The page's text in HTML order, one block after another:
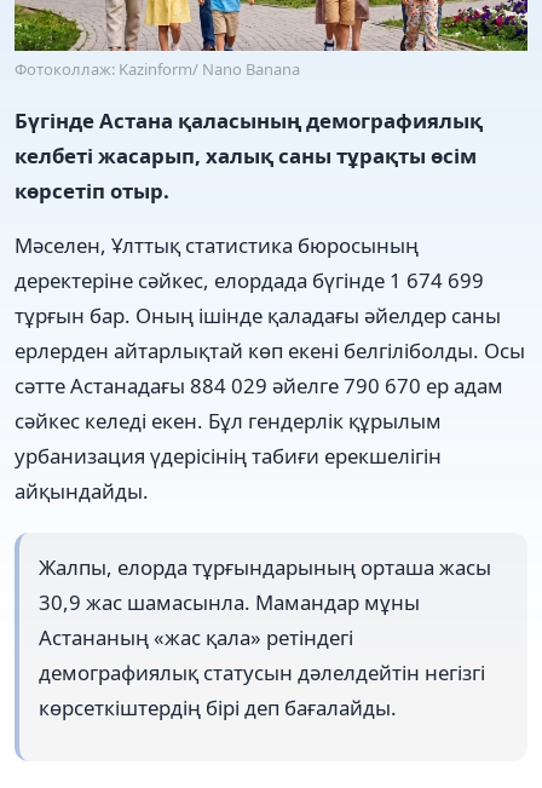
Фотоколлаж: Kazinform/ Nano Banana
Бүгінде Астана қаласының демографиялық
келбеті жасарып, халық саны тұрақты өсім
көрсетіп отыр.
Мәселен, Ұлттық статистика бюросының
деректеріне сәйкес, елордада бүгінде 1 674 699
тұрғын бар. Оның ішінде қаладағы әйелдер саны
ерлерден айтарлықтай көп екені белгіліболды. Осы
сәтте Астанадағы 884 029 әйелге 790 670 ер адам
сәйкес келеді екен. Бұл гендерлік құрылым
урбанизация үдерісінің табиғи ерекшелігін
айқындайды.
Жалпы, елорда тұрғындарының орташа жасы
30,9 жас шамасынла. Мамандар мұны
Астананың «жас қала» ретіндегі
демографиялық статусын дәлелдейтін негізгі
көрсеткіштердің бірі деп бағалайды.